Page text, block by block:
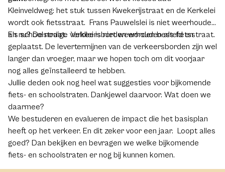
Kleinveldweg: het stuk tussen Kwekerijstraat en de Kerkelei
wordt ook fietsstraat. Frans Pauwelslei is niet weerhouden
als schoolstraat. Veldlei is niet weerhouden als fietsstraat.
En nu? De nodige verkeersborden worden besteld en
geplaatst. De levertermijnen van de verkeersborden zijn wel
langer dan vroeger, maar we hopen toch om dit voorjaar
nog alles geïnstalleerd te hebben.
Jullie deden ook nog heel wat suggesties voor bijkomende
fiets- en schoolstraten. Dankjewel daarvoor. Wat doen we
daarmee?
We bestuderen en evalueren de impact die het basisplan
heeft op het verkeer. En dit zeker voor een jaar. Loopt alles
goed? Dan bekijken en bevragen we welke bijkomende
fiets- en schoolstraten er nog bij kunnen komen.